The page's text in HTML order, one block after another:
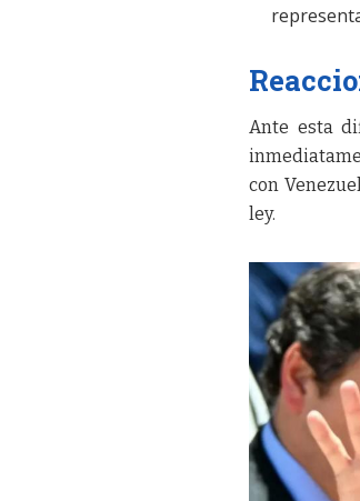
Ante esta
con
ley.